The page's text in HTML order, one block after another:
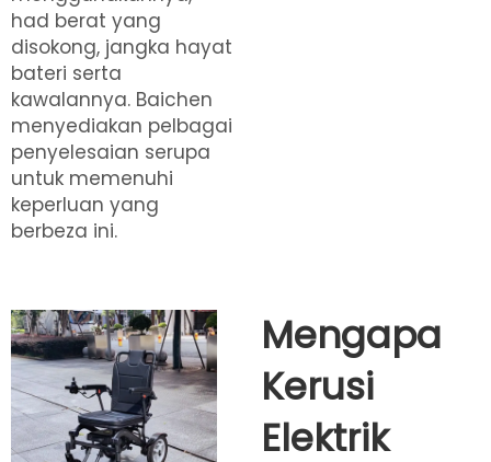
had berat yang
disokong, jangka hayat
bateri serta
kawalannya. Baichen
menyediakan pelbagai
penyelesaian serupa
untuk memenuhi
keperluan yang
berbeza ini.
Mengapa
Kerusi
Elektrik